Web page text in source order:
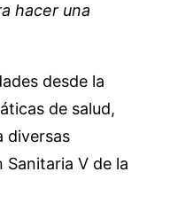
hacer una
desde la
de salud,
diversas
V de la